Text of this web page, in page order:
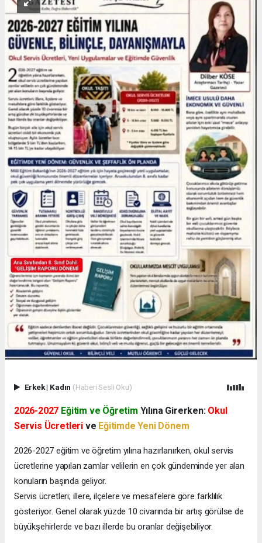
Erkek| Kadın (Haberi Sesli Oku)
2026-2027 Eğitim ve Öğretim Yılına Girerken: Okul
Servis Ücretleri ve Eğitimde Yeni Dönem
2026-2027 eğitim ve öğretim yılına hazırlanırken, okul servis
ücretlerine yapılan zamlar velilerin en çok gündeminde yer alan
konuların başında geliyor.
Servis ücretleri; illere, ilçelere ve mesafelere göre farklılık
gösteriyor. Genel olarak yüzde 10 civarında bir artış görülse de
büyükşehirlerde ve bazı illerde bu oranlar değişebiliyor.